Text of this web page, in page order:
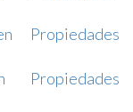
Propiedades